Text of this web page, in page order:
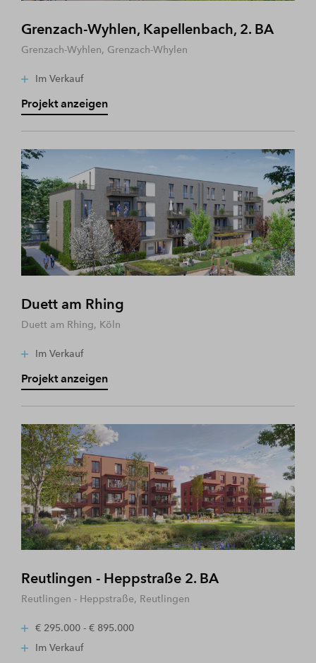
Grenzach-Wyhlen, Kapellenbach, 2. BA
Grenzach-Wyhlen, Grenzach-Whylen
Im Verkauf
Projekt anzeigen
Duett am Rhing
Duett am Rhing, Köln
Im Verkauf
Projekt anzeigen
Reutlingen - Heppstraße 2. BA
Reutlingen - Heppstraße, Reutlingen
€ 295.000 - € 895.000
Im Verkauf